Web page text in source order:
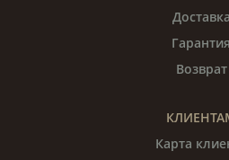
Доставка
Гарантия
Возврат
Карта